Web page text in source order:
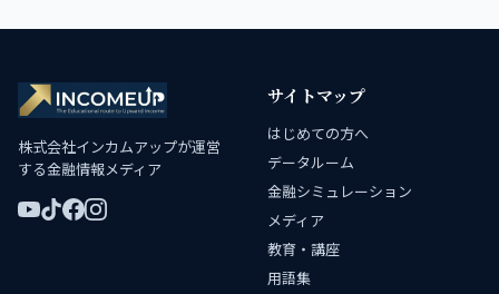
株式会社インカムアップが運営
する金融情報メディア
サイトマップ
はじめての方へ
データルーム
金融シミュレーション
メディア
教育・講座
用語集